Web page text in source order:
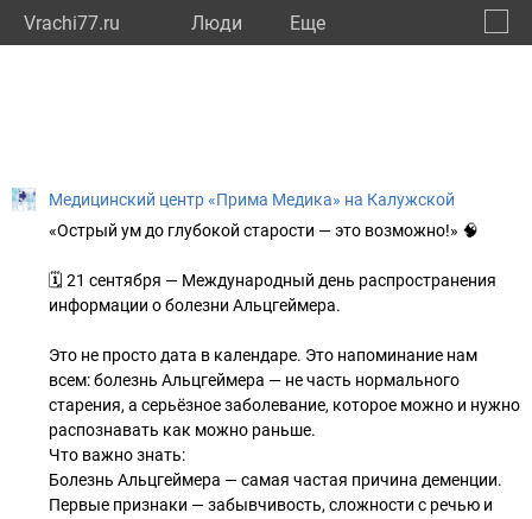
Vrachi77.ru Люди Eще
Медицинский центр «Прима Медика» на Калужской
«Острый ум до глубокой старости — это возможно!» 🧠
🗓️ 21 сентября — Международный день распространения
информации о болезни Альцгеймера.
Это не просто дата в календаре. Это напоминание нам
всем: болезнь Альцгеймера — не часть нормального
старения, а серьёзное заболевание, которое можно и нужно
распознавать как можно раньше.
Что важно знать:
Болезнь Альцгеймера — самая частая причина деменции.
Первые признаки — забывчивость, сложности с речью и